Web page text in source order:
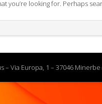
you’re looking for. Perhaps
Via Europa, 1 – 37046 Minerbe